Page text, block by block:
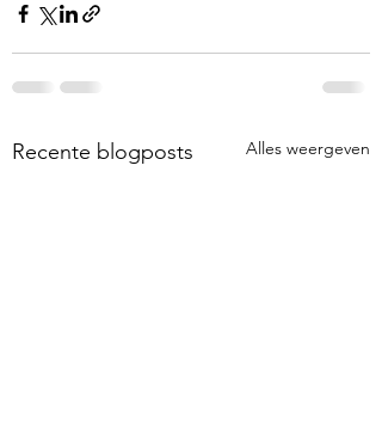
Recente blogposts Alles weergeven